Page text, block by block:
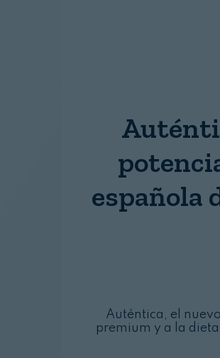
española
Auténtica, el
premium y a la